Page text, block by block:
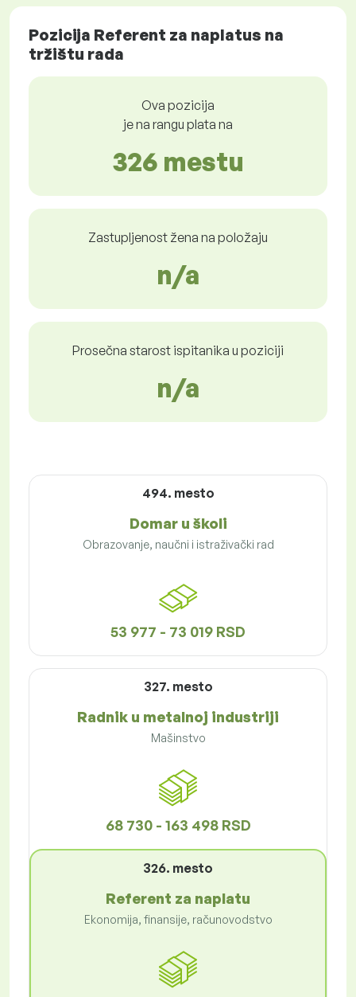
Pozicija Referent za naplatus na
tržištu rada
Ova pozicija
je na rangu plata na
326 mestu
Zastupljenost žena na položaju
n/a
Prosečna starost ispitanika u poziciji
n/a
494. mesto
Domar u školi
Obrazovanje, naučni i istraživački rad
53 977 - 73 019 RSD
327. mesto
Radnik u metalnoj industriji
Mašinstvo
68 730 - 163 498 RSD
326. mesto
Referent za naplatu
Ekonomija, finansije, računovodstvo